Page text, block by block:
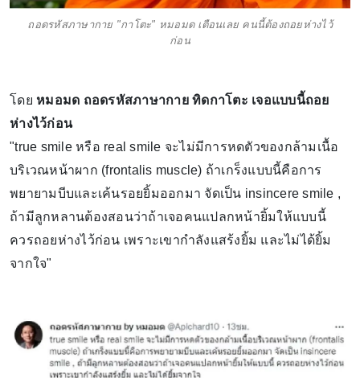
ถอดรหัสภาษากาย "กาโตะ" หมอมด เตือนเลย คนนี้ต้องถอยห่างไว้
ก่อน
โดย หมอมด ถอดรหัสภาษากาย ทิดกาโตะ เจอแบบนี้ถอย
ห่างไว้ก่อน
"true smile หรือ real smile จะไม่มีการหดตัวของกล้ามเนื้อ
บริเวณหน้าผาก (frontalis muscle) ถ้าเกร็งแบบนี้คือการ
พยายามบีบและเค้นรอยยิ้มออกมา จัดเป็น insincere smile ,
ถ้ามีลูกหลานต้องสอนว่าถ้าเจอคนแปลกหน้ายิ้มให้แบบนี้
ควรถอยห่างไว้ก่อน เพราะเขากำลังแสร้งยิ้ม และไม่ได้ยิ้ม
จากใจ"